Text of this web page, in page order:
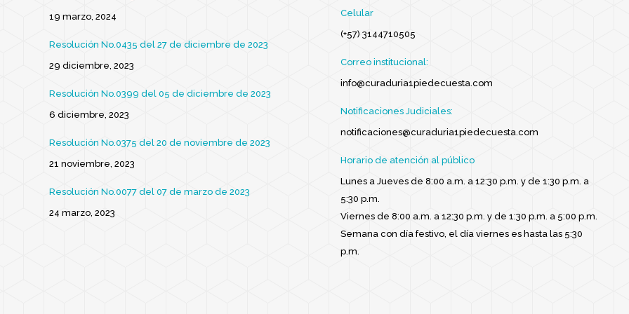
19 marzo, 2024
Resolución No.0435 del 27 de diciembre de 2023
29 diciembre, 2023
Resolución No.0399 del 05 de diciembre de 2023
6 diciembre, 2023
Resolución No.0375 del 20 de noviembre de 2023
21 noviembre, 2023
Resolución No.0077 del 07 de marzo de 2023
24 marzo, 2023
Celular
(+57) 3144710505
Correo institucional:
info@curaduria1piedecuesta.com
Notificaciones Judiciales:
notificaciones@curaduria1piedecuesta.com
Horario de atención al público
Lunes a Jueves de 8:00 a.m. a 12:30 p.m. y de 1:30 p.m. a
5:30 p.m.
Viernes de 8:00 a.m. a 12:30 p.m. y de 1:30 p.m. a 5:00 p.m.
Semana con día festivo, el día viernes es hasta las 5:30
p.m.